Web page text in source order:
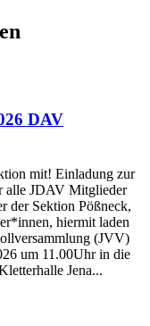
DAV
mit! Einladung zur
alle JDAV Mitglieder
der Sektion Pößneck,
hiermit laden
(JVV)
um 11.00Uhr in die
Jena...